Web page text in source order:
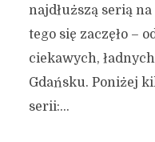
najdłuższą serią
tego się zaczęło –
ciekawych,
Gdańsku. Poniżej
serii:...